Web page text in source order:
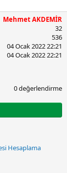
Mehmet AKDEMİR
32
536
04 Ocak 2022 22:21
04 Ocak 2022 22:21
0 değerlendirme
Hesaplama